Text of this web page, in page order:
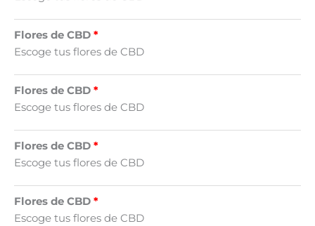
Flores de CBD
Escoge tus flores de CBD
Flores de CBD
Escoge tus flores de CBD
Flores de CBD
Escoge tus flores de CBD
Flores de CBD
Escoge tus flores de CBD